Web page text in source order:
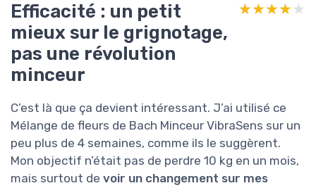
Efficacité : un petit
mieux sur le grignotage,
pas une révolution
minceur
★★★★★
★★★★★
C’est là que ça devient intéressant. J’ai utilisé ce
Mélange de fleurs de Bach Minceur VibraSens sur un
peu plus de 4 semaines, comme ils le suggèrent.
Mon objectif n’était pas de perdre 10 kg en un mois,
mais surtout de voir un changement sur mes